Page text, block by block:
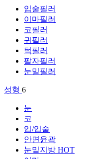
입술필러
이마필러
코필러
귀필러
턱필러
팔자필러
눈밑필러
성형 6
눈
코
입/입술
안면윤곽
눈밑지방 HOT